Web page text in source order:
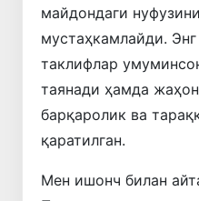
майдондаги
мустаҳкамлайди.
таклифлар
таянади ҳамда
барқаролик ва
қаратилган.
Мен ишонч билан